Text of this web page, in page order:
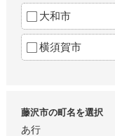
大和市
横須賀市
藤沢市の町名を選択
あ行